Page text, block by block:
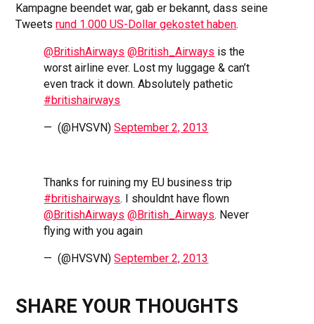
Kampagne beendet war, gab er bekannt, dass seine
Tweetsrund 1.000 US-Dollar gekostet haben.
@BritishAirways @British_Airways is the
worst airline ever. Lost my luggage & can’t
even track it down. Absolutely pathetic
#britishairways
—  (@HVSVN)September 2, 2013
Thanks for ruining my EU business trip
#britishairways. I shouldnt have flown
@BritishAirways @British_Airways. Never
flying with you again
—  (@HVSVN)September 2, 2013
SHARE YOUR THOUGHTS